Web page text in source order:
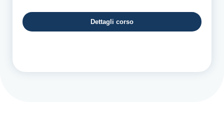
Dettagli corso